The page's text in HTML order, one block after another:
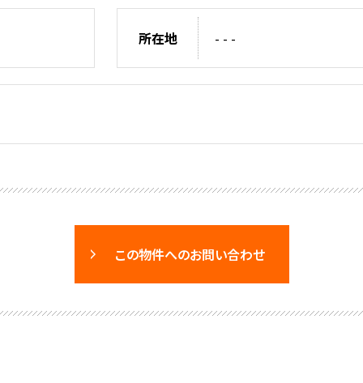
所在地 - - -
この物件へのお問い合わせ